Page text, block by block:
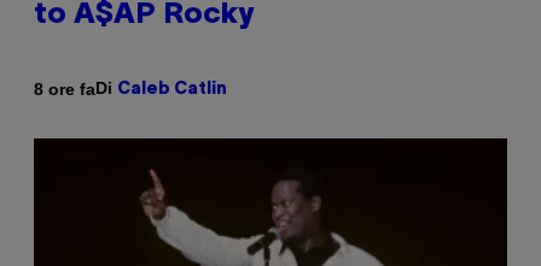
to A$AP Rocky
8 ore faDi Caleb Catlin